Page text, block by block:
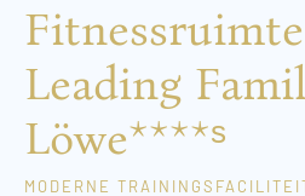
Leading
Löwe****ˢ
MODERNE